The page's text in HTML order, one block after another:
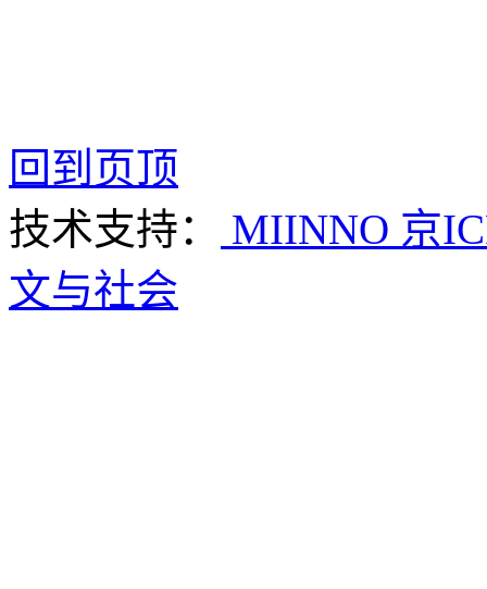
回到页顶
技术支持：
MIINNO 京
文与社会